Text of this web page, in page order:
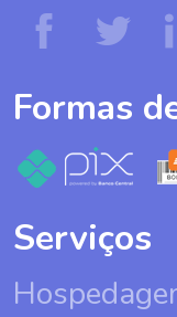
Formas
Serviços